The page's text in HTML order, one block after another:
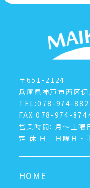
〒651-2124
兵庫県神戸市西区
TEL:078-974-
FAX:078-974-
営業時間: 月～土
定休日: 日曜日・
HOME